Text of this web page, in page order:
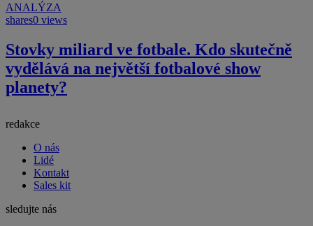
ANALÝZA
shares0 views
Stovky miliard ve fotbale. Kdo skutečně
vydělává na největší fotbalové show
planety?
redakce
O nás
Lidé
Kontakt
Sales kit
sledujte nás